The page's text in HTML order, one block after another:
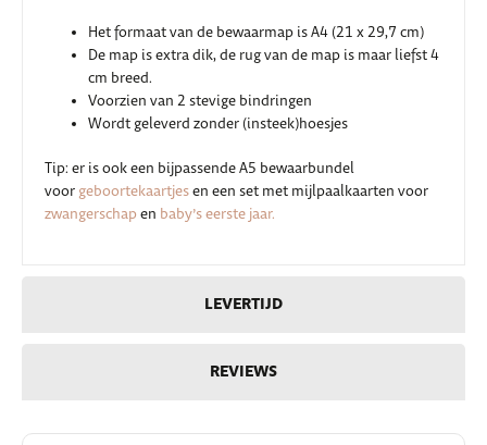
LEVERTIJD
REVIEWS
Het formaat van de bewaarmap is A4 (21 x 29,7 cm)
De map is extra dik, de rug van de map is maar liefst 4
cm breed.
Voorzien van 2 stevige bindringen
Wordt geleverd zonder (insteek)hoesjes
Tip: er is ook een bijpassende A5 bewaarbundel
voor geboortekaartjesen een set met mijlpaalkaarten voor
zwangerschapen baby’s eerste jaar.